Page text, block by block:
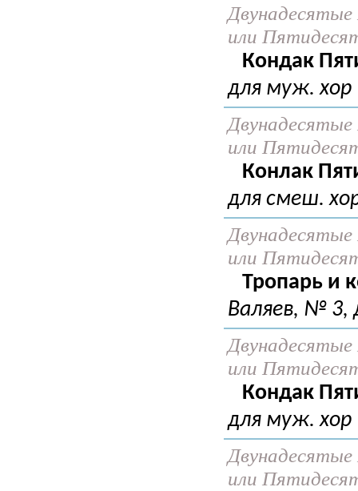
или
Кондак
для муж. хор
или
Конлак
для смеш.
или
Тропарь и
Валяев, № 3,
или
Кондак
для муж. хор
или